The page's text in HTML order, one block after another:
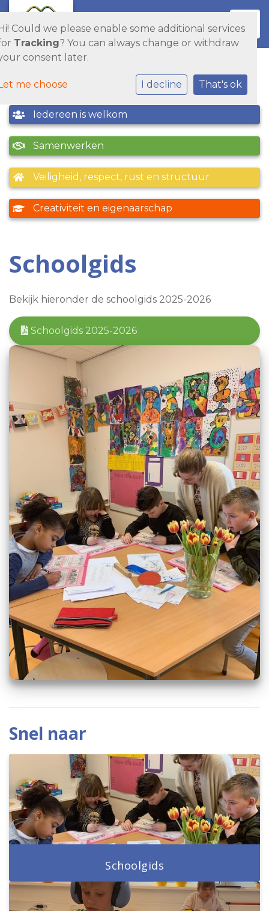
Iedereen is welkom
Samenwerken
Veiligheid, respect, rust en structuur
Creativiteit en eigenaarschap
Schoolgids
Bekijk hieronder de schoolgids 2025-2026
Schoolgids 2025-2026
Snel naar
Schoolgids
Could we please enable some additional services
Tracking? You can always change or withdraw
consent later.
me choose I decline That's ok